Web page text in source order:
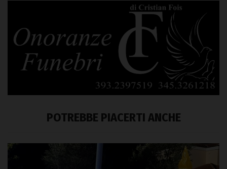
POTREBBE PIACERTI ANCHE